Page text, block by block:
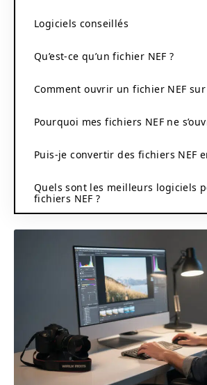
Logiciels conseillés
Qu’est-ce qu’un fichier NEF ?
Comment ouvrir un fichier NEF sur
Pourquoi mes fichiers NEF ne
Puis-je convertir des fichiers NEF
Quels sont les meilleurs logiciels
fichiers NEF ?